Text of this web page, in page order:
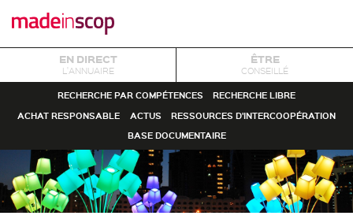
EN DIRECT
L'ANNUAIRE
ÊTRE
CONSEILLÉ
RECHERCHE PAR COMPÉTENCES
RECHERCHE LIBRE
ACHAT RESPONSABLE
ACTUS
RESSOURCES D'INTERCOOPÉRATION
BASE DOCUMENTAIRE